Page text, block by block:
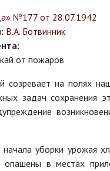
№177 от 28.07.1942
В.А. Ботвинник
от пожаров
созревает на полях
задач сохранения
уборки урожая
в местах